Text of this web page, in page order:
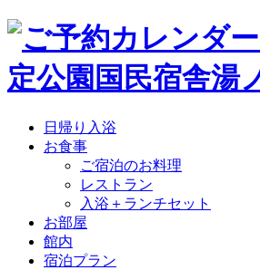
日帰り入浴
お食事
ご宿泊のお料理
レストラン
入浴＋ランチセット
お部屋
館内
宿泊プラン